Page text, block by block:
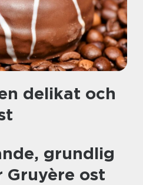
delikat och
grundlig
Gruyère ost